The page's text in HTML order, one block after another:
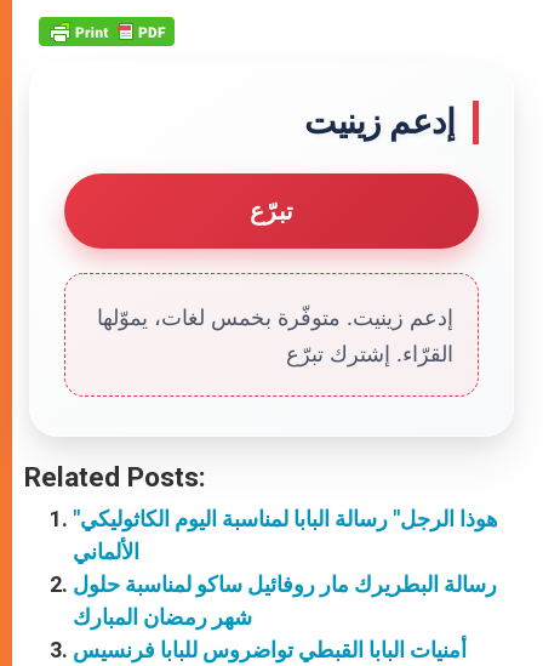
إدعم زينيت
تبرّع
إدعم زينيت. متوفّرة بخمس لغات، يموّلها
القرّاء. إشترك تبرّع
Related Posts:
"هوذا الرجل" رسالة البابا لمناسبة اليوم الكاثوليكي
الألماني
رسالة البطريرك مار روفائيل ساكو لمناسبة حلول
شهر رمضان المبارك
أمنيات البابا القبطي تواضروس للبابا فرنسيس